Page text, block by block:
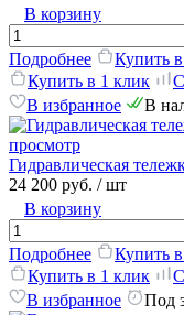
В корзину
Подробнее
Купить
Купить в 1 клик
В избранное
В
просмотр
Гидравлическая
24 200 руб. / шт
В корзину
Подробнее
Купить
Купить в 1 клик
В избранное
Под